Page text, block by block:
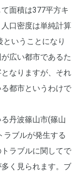
面積は377平方キ
口密度は単純計算
いうことになり
広い都市であるた
なりますが、それ
都市というわけで
丹波篠山市(篠山
ラブルが発生する
ラブルに関してで
く見られます。ブ